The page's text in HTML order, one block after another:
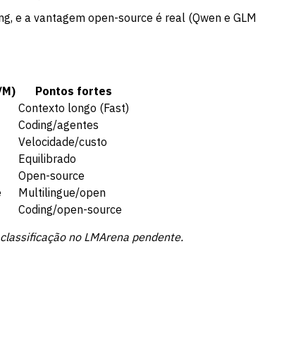
e a vantagem open-source é real (Qwen e GLM
Pontos fortes
Contexto longo (Fast)
Coding/agentes
Velocidade/custo
Equilibrado
Open-source
Multilingue/open
Coding/open-source
no LMArena pendente.